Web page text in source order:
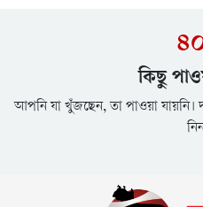
কিছু
আপনি যা খুঁজছেন, তা পাওয়া যায়নি।